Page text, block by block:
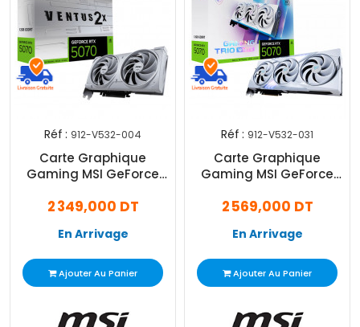
Réf : 912-V532-004
Carte Graphique
Gaming MSI GeForce
Ventus 2X OC Blanc
2 349,000 DT
En Arrivage
Ajouter Au Panier
Réf : 912-V532-031
Carte Graphique
Gaming MSI GeForce
Trio OC White
2 569,000 DT
En Arrivage
Ajouter Au Panier